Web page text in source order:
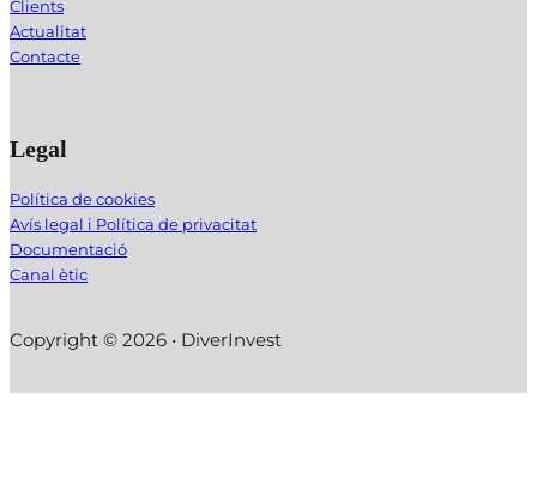
Clients
Actualitat
Contacte
Legal
Política de cookies
Avís legal i Política de privacitat
Documentació
Canal ètic
Copyright © 2026 • DiverInvest